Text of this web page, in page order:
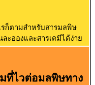
ก็ตามสำหรับสารมลพิษ
ะอองและสารเคมีได้ง่าย
ที่ไวต่อมลพิษทาง